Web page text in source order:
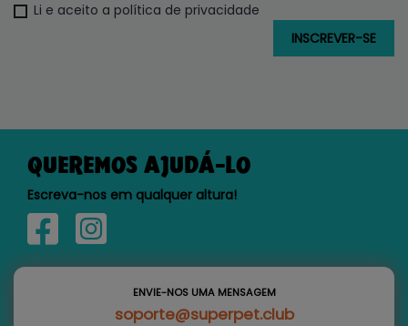
Li e aceito a política de privacidade
QUEREMOS AJUDÁ-LO
Escreva-nos em qualquer altura!
ENVIE-NOS UMA MENSAGEM
soporte@superpet.club